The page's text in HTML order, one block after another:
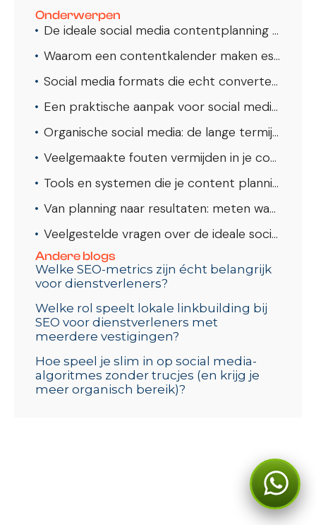
Onderwerpen
De ideale social media contentplanning voor dienstverleners: zo houd je grip en resultaat
Waarom een contentkalender maken essentieel is voor dienstverleners
Social media formats die echt converteren naar klanten
Een praktische aanpak voor social media content planning
Organische social media: de lange termijn strategie die loont
Veelgemaakte fouten vermijden in je content planning
Tools en systemen die je content planning versnellen
Van planning naar resultaten: meten wat werkt
Veelgestelde vragen over de ideale social media contentplanning voor dienstverleners: zo houd je grip en resultaat
Andere blogs
Welke SEO-metrics zijn écht belangrijk
voor dienstverleners?
Welke rol speelt lokale linkbuilding bij
SEO voor dienstverleners met
meerdere vestigingen?
Hoe speel je slim in op social media-
algoritmes zonder trucjes (en krijg je
meer organisch bereik)?